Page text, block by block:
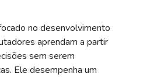
no desenvolvimento
aprendam a partir
sem serem
Ele desempenha um